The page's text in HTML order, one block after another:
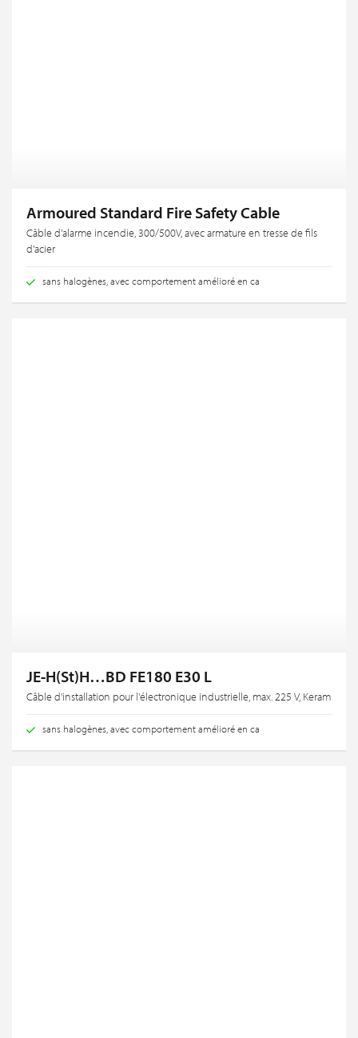
Armoured Standard Fire Safety Cable
Câble d'alarme incendie, 300/500V, avec armature en tresse de fils
d'acier
sans halogènes, avec comportement amélioré en ca
JE-H(St)H…BD FE180 E30 L
Câble d'installation pour l'électronique industrielle, max. 225 V, Keram
sans halogènes, avec comportement amélioré en ca